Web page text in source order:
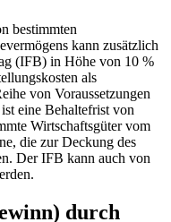
bestimmten
kann zusätzlich
(IFB) in Höhe von 10 %
als
von Voraussetzungen
eine Behaltefrist von
Wirtschaftsgüter vom
die zur Deckung des
Der IFB kann auch von
durch